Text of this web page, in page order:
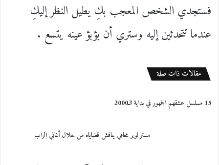
فستجدي الشخص المعجب بكِ يطيل النظر إليكِ
عندما تتحدثين إليه وستري أن بؤبؤ عينه يتسع .
مقالات ذات صلة
15 مسلسل عشقهم الجمهور في بداية الـ2000
‎مستر لوير محامي يناقش قضاياه من خلال أغاني الراب